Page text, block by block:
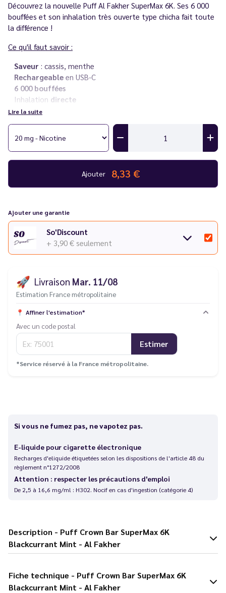
Découvrez la nouvelle Puff Al Fakher SuperMax 6K. Ses 6 000
bouffées et son inhalation très ouverte type chicha fait toute
la différence !
Ce qu'il faut savoir :
Saveur : cassis, menthe
Rechargeable en USB-C
6 000 bouffées
Inhalation directe
Rechargeable
Vous rencontrez un souci avec votre cigarette électronique ?
Consultez notreguide des différentes pannes
Lire la suite
Ajouter 8,33 €
Ajouter une garantie
So'Discount
+ 3,90 € seulement
🚀 Livraison Mar. 11/08
Estimation France métropolitaine
📍 Affiner l'estimation*
Avec un code postal
Estimer
*Service réservé à la France métropolitaine.
Si vous ne fumez pas, ne vapotez pas.
E-liquide pour cigarette électronique
Recharges d'eliquide étiquetées selon les dispositions de l'article 48 du
règlement n°1272/2008
Attention : respecter les précautions d'emploi
De 2,5 à 16,6 mg/ml : H302. Nocif en cas d'ingestion (catégorie 4)
Description - Puff Crown Bar SuperMax 6K
Blackcurrant Mint - Al Fakher
Fiche technique - Puff Crown Bar SuperMax 6K
Blackcurrant Mint - Al Fakher